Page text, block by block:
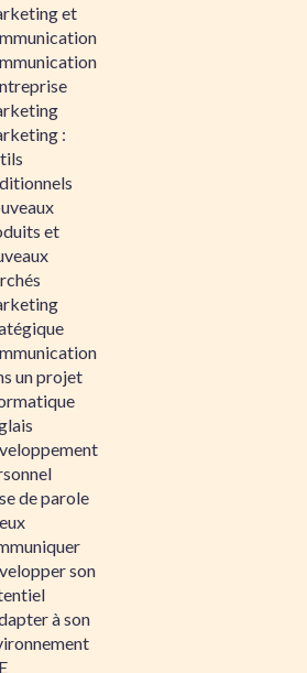
et
:
et
un projet
de parole
son
à son